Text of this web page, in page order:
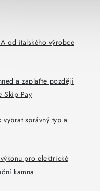
od italského výrobce
a zaplaťte později
Skip Pay
vybrat správný typ a
pro elektrické
kamna